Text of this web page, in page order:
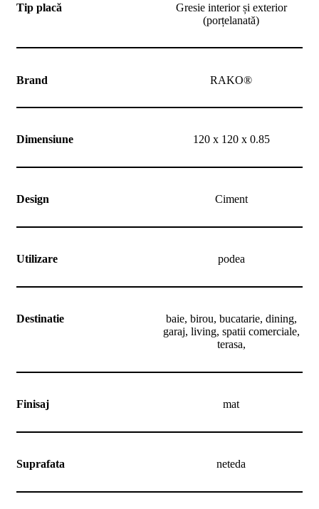
Tip placă
Gresie interior și exterior
(porțelanată)
Brand RAKO®
Dimensiune 120 x 120 x 0.85
Design Ciment
Utilizare podea
Destinatie
baie, birou, bucatarie, dining,
garaj, living, spatii comerciale,
terasa,
Finisaj mat
Suprafata neteda